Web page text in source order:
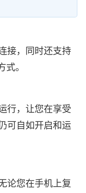
接，同时还支持
。
行，让您在享受
可自如开启和运
论您在手机上复